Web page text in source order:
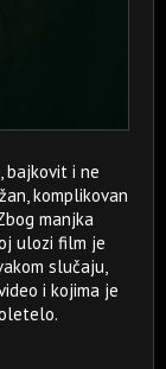
bajkovit i ne
komplikovan
manjka
ulozi film je
slučaju,
i kojima je